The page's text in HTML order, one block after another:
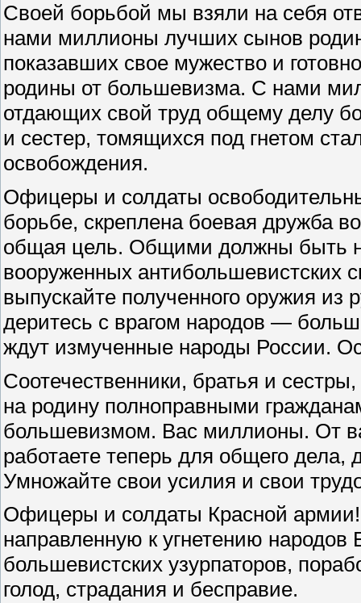
Своей борьбой мы взяли на себя
нами миллионы лучших сынов
показавших свое мужество и
родины от большевизма. С нами
отдающих свой труд общему делу
и сестер, томящихся под гнетом
освобождения.
Офицеры и солдаты
борьбе, скреплена боевая дружба
общая цель. Общими должны быть
вооруженных антибольшевистских
выпускайте полученного оружия из
деритесь с врагом народов —
ждут измученные народы России.
Соотечественники, братья и
на родину полноправными
большевизмом. Вас миллионы. От
работаете теперь для общего дела,
Умножайте свои усилия и свои
Офицеры и солдаты Красной
направленную к угнетению
большевистских узурпаторов,
голод, страдания и бесправие.